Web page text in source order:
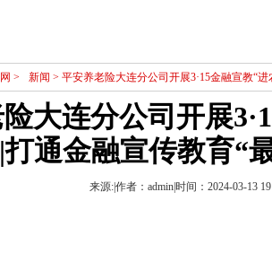
> 新闻 > 平安养老险大连分公司开展3·15金融宣教“
大连分公司开展
打通金融宣传教育“
来源:|作者：admin|时间：2024-03-13